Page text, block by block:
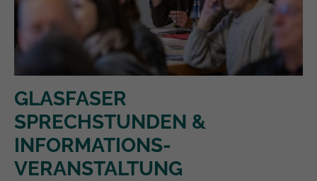
GLASFASER
SPRECHSTUNDEN &
INFORMATIONS-
VERANSTALTUNG